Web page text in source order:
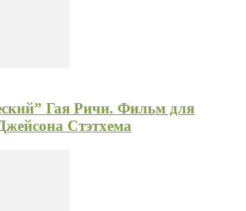
Гая Ричи. Фильм для
Стэтхема